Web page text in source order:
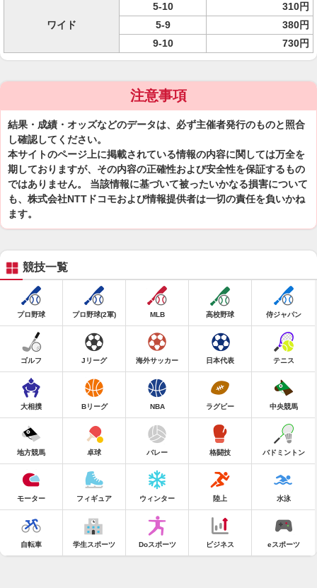
ワイド
5-10
310円
5-9
380円
9-10
730円
注意事項
結果・成績・オッズなどのデータは、必ず主催者発行のものと照合
し確認してください。
本サイトのページ上に掲載されている情報の内容に関しては万全を
期しておりますが、その内容の正確性および安全性を保証するもの
ではありません。 当該情報に基づいて被ったいかなる損害について
も、株式会社NTTドコモおよび情報提供者は一切の責任を負いかね
ます。
競技一覧
プロ野球 プロ野球(2軍) MLB 高校野球 侍ジャパン
ゴルフ Jリーグ 海外サッカー 日本代表 テニス
大相撲 Bリーグ NBA ラグビー 中央競馬
地方競馬 卓球 バレー 格闘技 バドミントン
モーター フィギュア ウィンター 陸上 水泳
自転車 学生スポーツ Doスポーツ ビジネス eスポーツ